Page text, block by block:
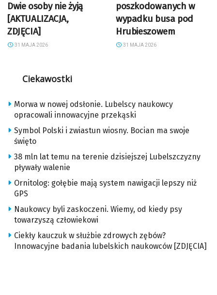
Dwie osoby nie żyją
[AKTUALIZACJA,
ZDJĘCIA]
31 MAJA 2026
poszkodowanych w
wypadku busa pod
Hrubieszowem
31 MAJA 2026
Ciekawostki
Morwa w nowej odsłonie. Lubelscy naukowcy
opracowali innowacyjne przekąski
Symbol Polski i zwiastun wiosny. Bocian ma swoje
święto
38 mln lat temu na terenie dzisiejszej Lubelszczyzny
pływały walenie
Ornitolog: gołębie mają system nawigacji lepszy niż
GPS
Naukowcy byli zaskoczeni. Wiemy, od kiedy psy
towarzyszą człowiekowi
Ciekły kauczuk w służbie zdrowych zębów?
Innowacyjne badania lubelskich naukowców [ZDJĘCIA]